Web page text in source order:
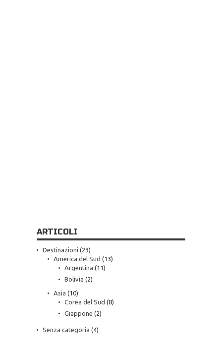
ARTICOLI
Destinazioni (23)
America del Sud (13)
Argentina (11)
Bolivia (2)
Asia (10)
Corea del Sud (8)
Giappone (2)
Senza categoria (4)